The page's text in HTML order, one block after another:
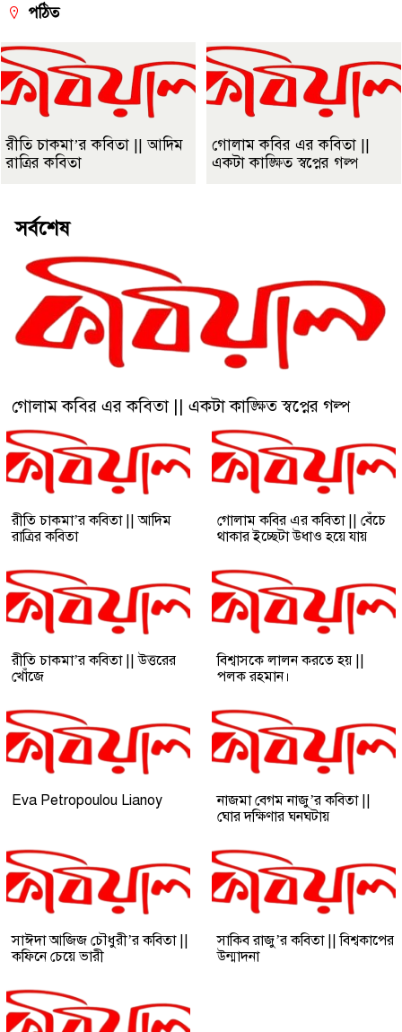
পঠিত
রীতি চাকমা’র কবিতা || আদিম
রাত্রির কবিতা
গোলাম কবির এর কবিতা ||
একটা কাঙ্ক্ষিত স্বপ্নের গল্প
সর্বশেষ
গোলাম কবির এর কবিতা || একটা কাঙ্ক্ষিত স্বপ্নের গল্প
রীতি চাকমা’র কবিতা || আদিম
রাত্রির কবিতা
গোলাম কবির এর কবিতা || বেঁচে
থাকার ইচ্ছেটা উধাও হয়ে যায়
রীতি চাকমা’র কবিতা || উত্তরের
খোঁজে
বিশ্বাসকে লালন করতে হয় ||
পলক রহমান।
Eva Petropoulou Lianoy
নাজমা বেগম নাজু’র কবিতা ||
ঘোর দক্ষিণার ঘনঘটায়
সাঈদা আজিজ চৌধুরী’র কবিতা ||
কফিনে চেয়ে ভারী
সাকিব রাজু’র কবিতা || বিশ্বকাপের
উন্মাদনা